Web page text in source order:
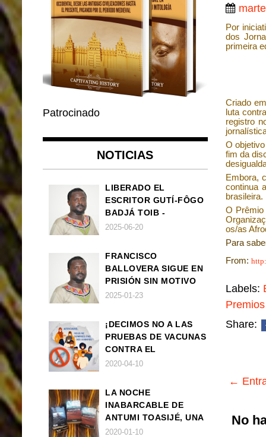
Por
dos
primeira
Criado
luta
registro
O
fim da
Embora,
continua
brasileira.
O Prêmio
os/as
Para
From:
Labels:
Premios
Share:
←
No
Patrocinado
NOTICIAS
LIBERADO EL
ESCRITOR GUTÍ-FÔGO
BADJÁ TOIB -
FRANCISCO
2025-06-20
FRANCISCO
BALLOVERA SIGUE EN
PRISIÓN SIN MOTIVO
ALGUNO
2025-01-23
¡DECIMOS NO A LAS
PRUEBAS DE VACUNAS
CONTRA EL
CORONAVIRUS EN
2020-04-10
LA NOCHE
INABARCABLE DE
ANTUMI TOASIJÉ, UNA
NOVELA
2020-01-10